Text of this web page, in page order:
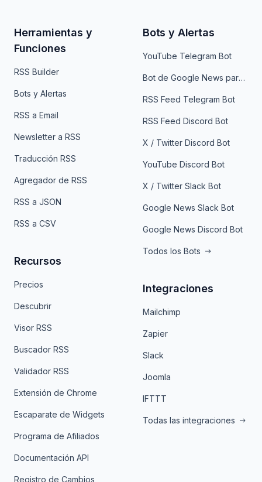
Herramientas y
Funciones
RSS Builder
Bots y Alertas
RSS a Email
Newsletter a RSS
Traducción RSS
Agregador de RSS
RSS a JSON
RSS a CSV
Recursos
Precios
Descubrir
Visor RSS
Buscador RSS
Validador RSS
Extensión de Chrome
Escaparate de Widgets
Programa de Afiliados
Documentación API
Registro de Cambios
Bots y Alertas
YouTube Telegram Bot
Bot de Google News para Telegram
RSS Feed Telegram Bot
RSS Feed Discord Bot
X / Twitter Discord Bot
YouTube Discord Bot
X / Twitter Slack Bot
Google News Slack Bot
Google News Discord Bot
Todos los Bots
Integraciones
Mailchimp
Zapier
Slack
Joomla
IFTTT
Todas las integraciones